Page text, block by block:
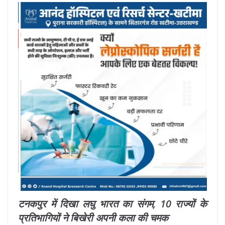
टनकपुर में दिखा लघु भारत का संगम, 10 राज्यों के
प्रतिभागियों ने बिखेरी अपनी कला की चमक